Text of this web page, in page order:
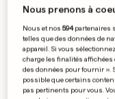
«HOMELAND»
Nous prenons à
Nous et nos594partenaires
telles que des données de
appareil. Si vous
charge les finalités
des données pour fournir ».
possible que certains
pas pertinents pour vous.